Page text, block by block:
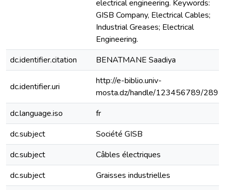
electrical engineering. Keywords:
GISB Company, Electrical Cables;
Industrial Greases; Electrical
Engineering.
dc.identifier.citation
BENATMANE Saadiya
dc.identifier.uri
http://e-biblio.univ-
mosta.dz/handle/123456789/
dc.language.iso
fr
dc.subject
Société GISB
dc.subject
Câbles électriques
dc.subject
Graisses industrielles